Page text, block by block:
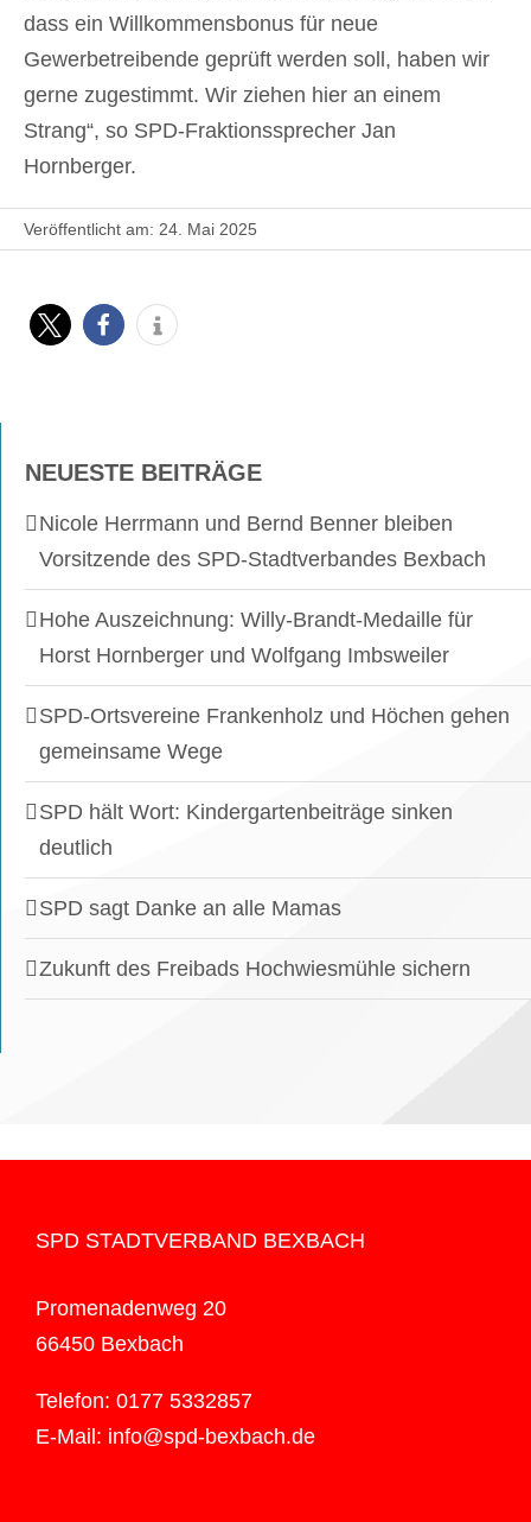
dass ein Willkommensbonus für neue
Gewerbetreibende geprüft werden soll, haben wir
gerne zugestimmt. Wir ziehen hier an einem
Strang“, so SPD-Fraktionssprecher Jan
Hornberger.
Veröffentlicht am: 24. Mai 2025
NEUESTE BEITRÄGE
Nicole Herrmann und Bernd Benner bleiben
Vorsitzende des SPD-Stadtverbandes Bexbach
Hohe Auszeichnung: Willy-Brandt-Medaille für
Horst Hornberger und Wolfgang Imbsweiler
SPD-Ortsvereine Frankenholz und Höchen gehen
gemeinsame Wege
SPD hält Wort: Kindergartenbeiträge sinken
deutlich
SPD sagt Danke an alle Mamas
Zukunft des Freibads Hochwiesmühle sichern
SPD STADTVERBAND BEXBACH
Promenadenweg 20
66450 Bexbach
Telefon: 0177 5332857
E-Mail: info@spd-bexbach.de